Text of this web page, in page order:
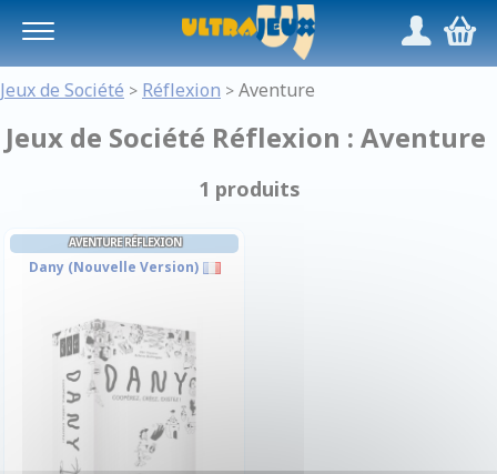
/,
Jeux de Société > Réflexion > Aventure
Jeux de Société Réflexion : Aventure
1 produits
AVENTURE RÉFLEXION
Dany (Nouvelle Version)